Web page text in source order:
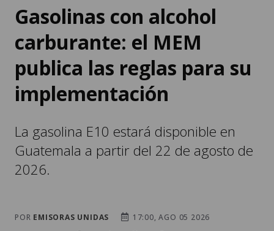
Gasolinas con alcohol
carburante: el MEM
publica las reglas para su
implementación
La gasolina E10 estará disponible en
Guatemala a partir del 22 de agosto de
2026.
POR EMISORAS UNIDAS
17:00, AGO 05 2026